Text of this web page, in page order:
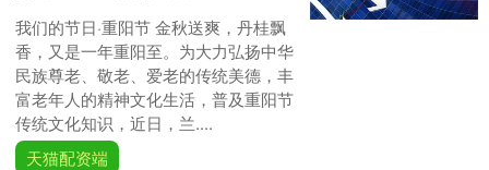
我们的节日·重阳节 金秋送爽，丹桂飘
香，又是一年重阳至。为大力弘扬中华
民族尊老、敬老、爱老的传统美德，丰
富老年人的精神文化生活，普及重阳节
传统文化知识，近日，兰....
天猫配资端